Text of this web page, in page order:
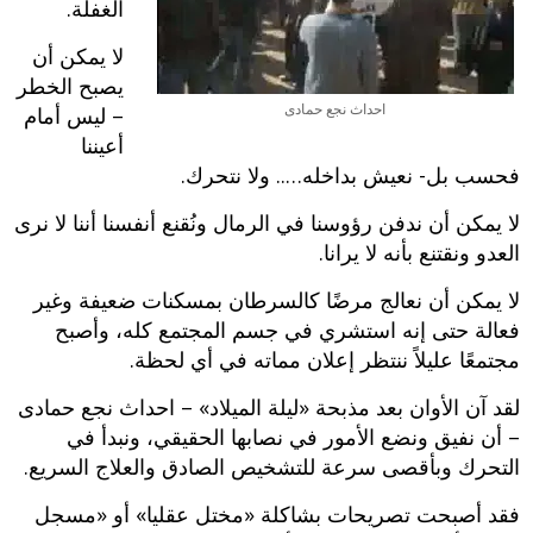
احداث نجع حمادى
الغفلة.
لا يمكن أن
يصبح الخطر
– ليس أمام
أعيننا
فحسب بل- نعيش بداخله….. ولا نتحرك.
لا يمكن أن ندفن رؤوسنا في الرمال ونُقنع أنفسنا أننا لا نرى
العدو ونقتنع بأنه لا يرانا.
لا يمكن أن نعالج مرضًا كالسرطان بمسكنات ضعيفة وغير
فعالة حتى إنه استشري في جسم المجتمع كله، وأصبح
مجتمعًا عليلاً ننتظر إعلان مماته في أي لحظة.
لقد آن الأوان بعد مذبحة «ليلة الميلاد» – احداث نجع حمادى
– أن نفيق ونضع الأمور في نصابها الحقيقي، ونبدأ في
التحرك وبأقصى سرعة للتشخيص الصادق والعلاج السريع.
فقد أصبحت تصريحات بشاكلة «مختل عقليا» أو «مسجل